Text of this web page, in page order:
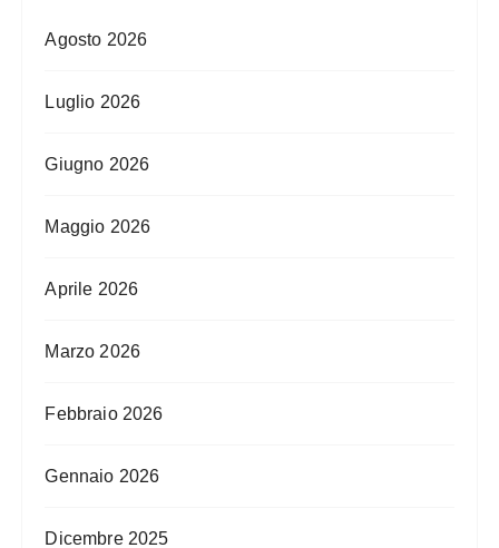
Agosto 2026
Luglio 2026
Giugno 2026
Maggio 2026
Aprile 2026
Marzo 2026
Febbraio 2026
Gennaio 2026
Dicembre 2025